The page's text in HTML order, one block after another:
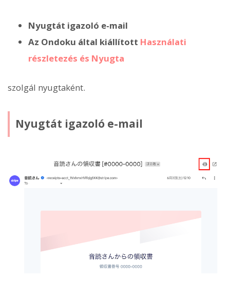
Nyugtát igazoló e-mail
Az Ondoku által kiállított Használati
részletezés és Nyugta
szolgál nyugtaként.
Nyugtát igazoló e-mail